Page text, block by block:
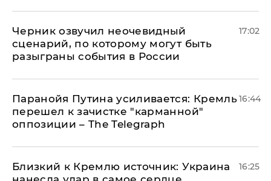
Черник озвучил неочевидный
сценарий, по которому могут быть
разыграны события в России
17:02
Паранойя Путина усиливается: Кремль
перешел к зачистке "карманной"
оппозиции – The Telegraph
16:44
Близкий к Кремлю источник: Украина
16:25